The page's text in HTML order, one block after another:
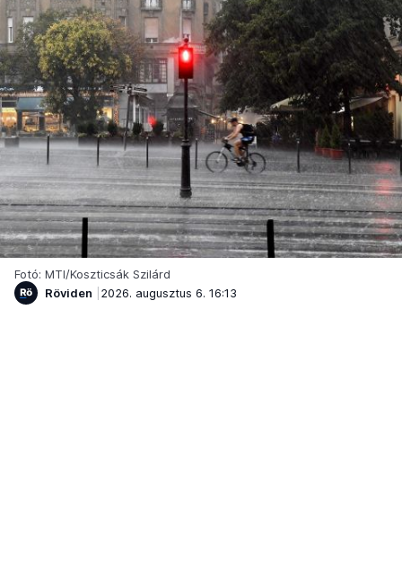
Fotó: MTI/Koszticsák Szilárd
Röviden
2026. augusztus 6. 16:13